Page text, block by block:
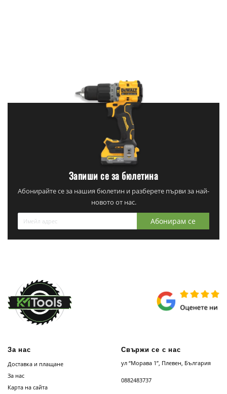
Запиши се за бюлетина
Абонирайте се за нашия бюлетин и разберете първи за най-
новото от нас.
Абонирам се
За нас
Доставка и плащане
За нас
Карта на сайта
Свържи се с нас
ул “Морава 1”, Плевен, България
0882483737